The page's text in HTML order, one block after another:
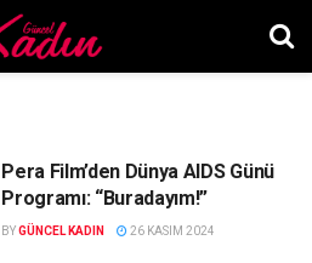
Pera Film’den Dünya AIDS Günü
Programı: “Buradayım!”
BYGÜNCEL KADIN 26 KASIM 2024